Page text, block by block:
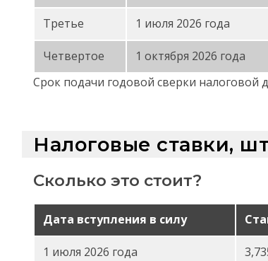
Третье 1 июля 2026 года
Четвертое 1 октября 2026 года
Срок подачи годовой сверки налоговой
Налоговые ставки,
Сколько это стоит?
Дата вступления в силу
1 июля 2026 года